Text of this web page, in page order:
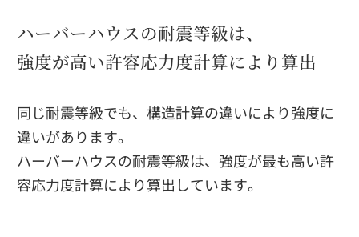
ハーバーハウスの耐震等級は、
強度が高い許容応力度計算により算出
同じ耐震等級でも、構造計算の違いにより強度に
違いがあります。
ハーバーハウスの耐震等級は、強度が最も高い許
容応力度計算により算出しています。